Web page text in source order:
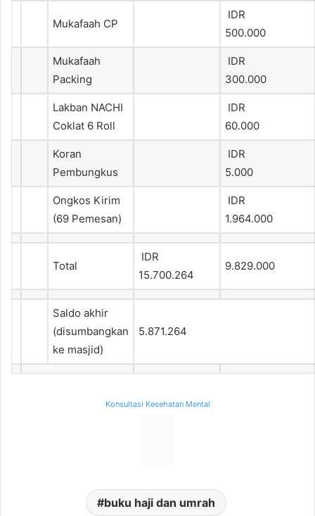
Mukafaah CP
IDR
500.000
Mukafaah
Packing
IDR
300.000
Lakban NACHI
Coklat 6 Roll
IDR
60.000
Koran
Pembungkus
IDR
5.000
Ongkos Kirim
(69 Pemesan)
IDR
1.964.000
Total
IDR
15.700.264
9.829.000
Saldo akhir
(disumbangkan
ke masjid)
5.871.264
Konsultasi Kesehatan Mental